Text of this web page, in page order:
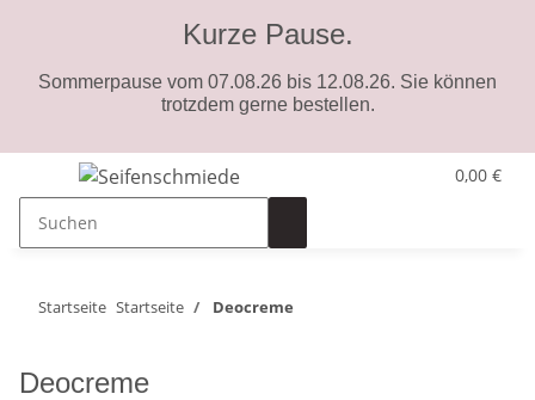
Kurze Pause.
Sommerpause vom 07.08.26 bis 12.08.26. Sie können
trotzdem gerne bestellen.
0,00 €
Startseite Startseite Deocreme
Deocreme